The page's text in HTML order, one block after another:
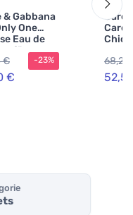
& Gabbana
One
Eau de
für
€
€
-23%
Chic
für
68,29